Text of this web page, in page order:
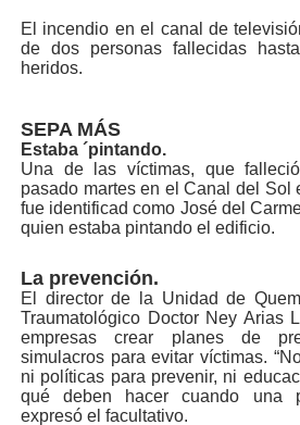
El incendio en el canal de
de dos personas falle­cidas
heridos.
SEPA MÁS
Estaba ´pintando.
Una de las víctimas, que
pasado martes en el Canal del Sol
fue identificad como José del
quien estaba pintando el edificio.
La prevención.
El director de la Unidad de
Traumatológico Doctor Ney Arias
empresas crear planes de
simulacros para evitar víctimas.
ni políticas para prevenir, ni
qué deben hacer cuando una
expresó el facultativo.